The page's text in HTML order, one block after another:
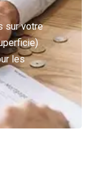
sur votre
les